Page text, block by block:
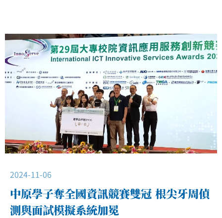
2024-11-06
中原學子奪全國資訊競賽雙冠 根尖牙周偵
測與面試模擬系統加冕